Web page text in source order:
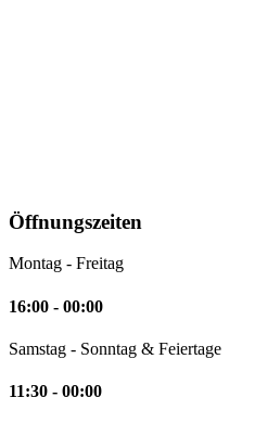
Öffnungszeiten
Montag - Freitag
16:00 - 00:00
Samstag - Sonntag & Feiertage
11:30 - 00:00